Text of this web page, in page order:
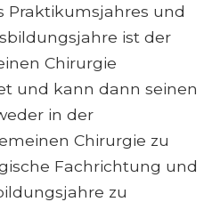
Praktikumsjahres und
ist der
Chirurgie
und kann dann seinen
in der
Chirurgie zu
Fachrichtung und
zu